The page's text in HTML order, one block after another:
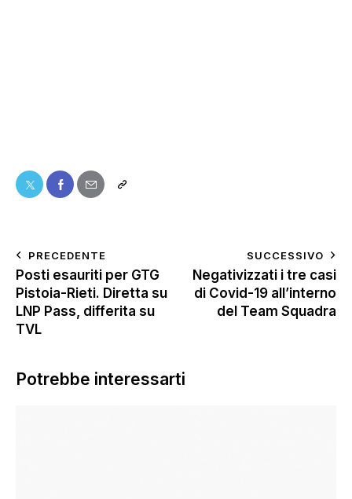
PRECEDENTE
Posti esauriti per GTG
Pistoia-Rieti. Diretta su
LNP Pass, differita su
TVL
SUCCESSIVO
Negativizzati i tre casi
di Covid-19 all’interno
del Team Squadra
Potrebbe interessarti